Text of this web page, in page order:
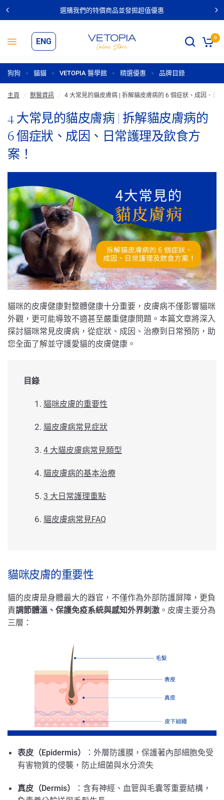
選購我們的特價商品並發掘超值優惠
ENG 0
狗狗 貓貓 VETOPIA 醫學館 精選優惠 品牌目錄
主頁 / 獸醫資訊 / 4 大常見的貓皮膚病 | 拆解貓皮膚病的 6 個症狀、成因、日
4 大常見的貓皮膚病 | 拆解貓皮膚病的
6 個症狀、成因、日常護理及飲食方
案！
貓咪的皮膚健康對整體健康十分重要，皮膚病不僅影響貓咪
外觀，更可能導致不適甚至嚴重健康問題。本篇文章將深入
探討貓咪常見皮膚病，從症狀、成因、治療到日常預防，助
您全面了解並守護愛貓的皮膚健康。
目錄
貓咪皮膚的重要性
貓皮膚病常見症狀
4 大貓皮膚病常見類型
貓皮膚病的基本治療
3 大日常護理重點
貓皮膚病常見FAQ
貓咪皮膚的重要性
貓的皮膚是身體最大的器官，不僅作為外部防護屏障，更負
責調節體溫、保護免疫系統與感知外界刺激 。皮膚主要分為
三層：
表皮（Epidermis）
：外層防護膜，保護著內部細胞免受
有害物質的侵襲，防止細菌與水分流失
真皮（Dermis）
：含有神經、血管與毛囊等重要結構，